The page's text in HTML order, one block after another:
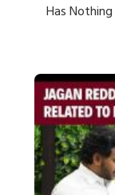
Has